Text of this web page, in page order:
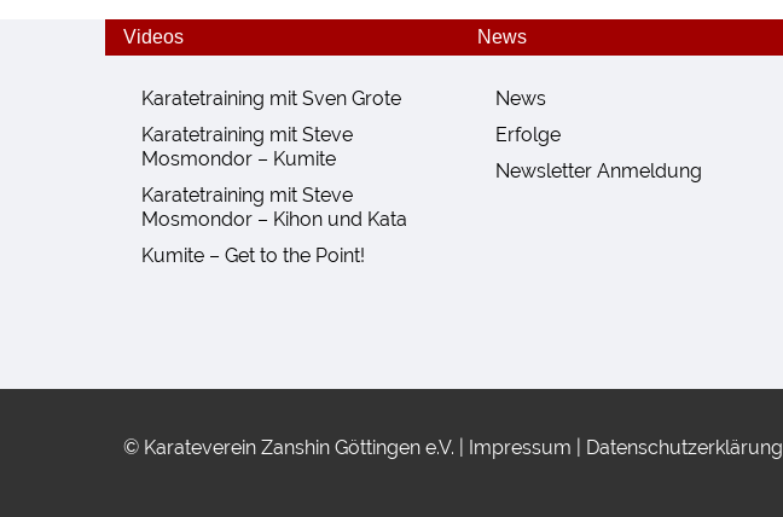
Videos
Karatetraining mit Sven Grote
Karatetraining mit Steve
Mosmondor – Kumite
Karatetraining mit Steve
Mosmondor – Kihon und Kata
Kumite – Get to the Point!
News
News
Erfolge
Newsletter Anmeldung
© Karateverein Zanshin Göttingen e.V. | Impressum Datenschutzerklärung